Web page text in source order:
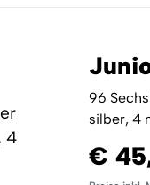
4
96
silber, 4
€